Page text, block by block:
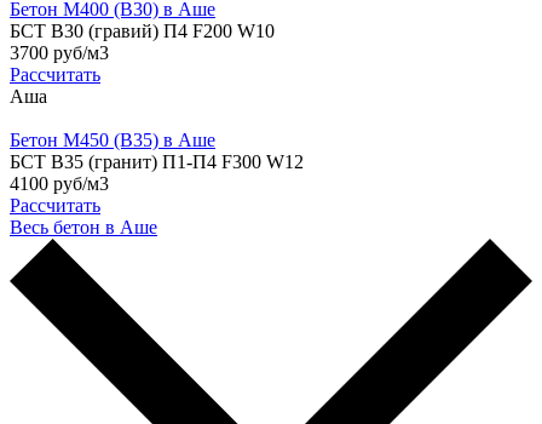
Бетон М400 (B30) в Аше
БСТ В30 (гравий) П4 F200 W10
3700 руб/м3
Рассчитать
Аша
Бетон М450 (B35) в Аше
БСТ В35 (гранит) П1-П4 F300 W12
4100 руб/м3
Рассчитать
Весь бетон в Аше